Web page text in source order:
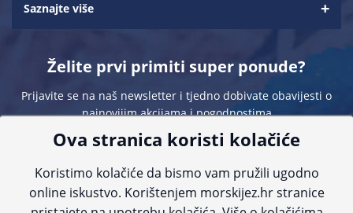
Saznajte više
Želite prvi primiti super ponude?
Prijavite se na naš newsletter i tjedno dobivate obavijesti o
najnovijim akcijama i pogodnostima
Ova stranica koristi kolačiće
Koristimo kolačiće da bismo vam pružili ugodno
online iskustvo. Korištenjem morskijez.hr stranice